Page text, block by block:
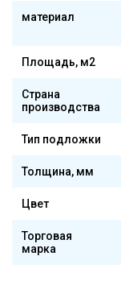
материал
Площадь, м2
Страна
производства
Тип подложки
Толщина, мм
Цвет
Торговая
марка